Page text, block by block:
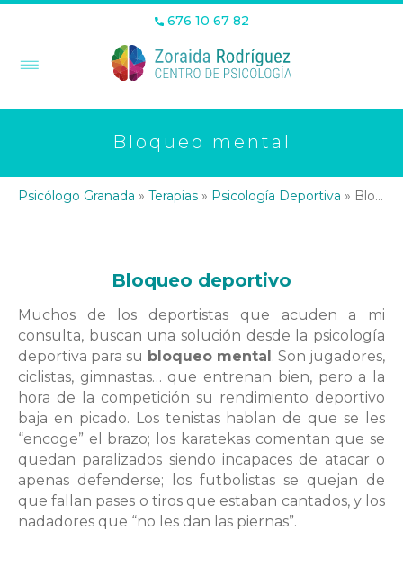
676 10 67 82
Bloqueo mental
Psicólogo Granada » Terapias » Psicología Deportiva » Bloqueo mental
Bloqueo deportivo
Muchos de los deportistas que acuden a mi
consulta, buscan una solución desde la psicología
deportiva para su bloqueo mental. Son jugadores,
ciclistas, gimnastas… que entrenan bien, pero a la
hora de la competición su rendimiento deportivo
baja en picado. Los tenistas hablan de que se les
“encoge” el brazo; los karatekas comentan que se
quedan paralizados siendo incapaces de atacar o
apenas defenderse; los futbolistas se quejan de
que fallan pases o tiros que estaban cantados, y los
nadadores que “no les dan las piernas”.